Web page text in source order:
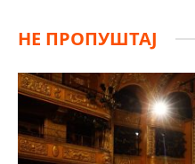
НЕ ПРОПУШТАЈ